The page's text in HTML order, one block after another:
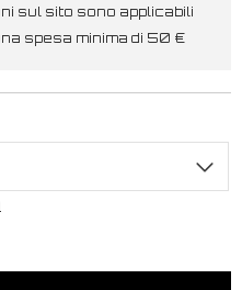
sul sito sono applicabili
spesa minima di 50 €